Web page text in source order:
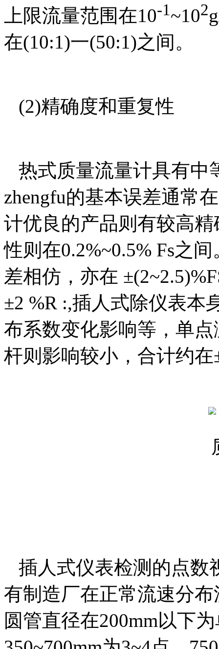
上限流量范围在10-1~102
在(10:1)一(50:1)之间。
(2)精确度和重复性
热式质量流量计具有中
zhengfu的基本误差通常
计优良的产品则有较高
性则在0.2%~0.5% Fs之
差相仿，亦在 ±
±2 %R :,插人式除仪表本
布系数变化影响等，单
杆则影响较小，合计约在
插人式仪表检测的点数
有制造厂在正常流速分
圆管直径在200mm以下